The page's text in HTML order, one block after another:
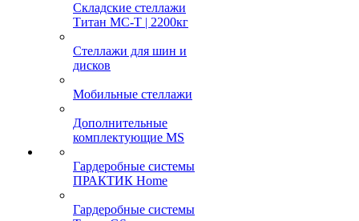
Складские стеллажи
Титан МС-Т | 2200кг
Стеллажи для шин и
дисков
Мобильные стеллажи
Дополнительные
комплектующие MS
Гардеробные системы
ПРАКТИК Home
Гардеробные системы